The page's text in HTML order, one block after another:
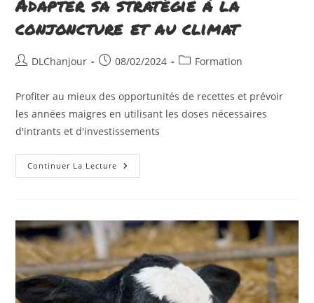
Adapter sa stratégie à la
conjoncture et au climat
Auteur/autrice
publication :
DLChanjour
Publication
08/02/2024
PostFormation
Profiter au mieux des opportunités de recettes et prévoir
les années maigres en utilisant les doses nécessaires
d'intrants et d'investissements
Continuer La Lecture Adapter
Sa
Et
Au
Climat